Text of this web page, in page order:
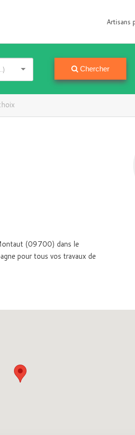
Artisans
Artisans
Chercher
(09700) dans le
pour tous vos travaux de